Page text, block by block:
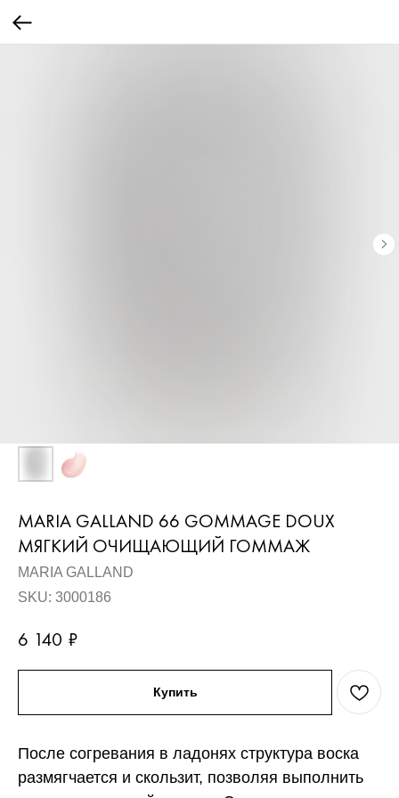
MARIA GALLAND 66 GOMMAGE DOUX
МЯГКИЙ ОЧИЩАЮЩИЙ ГОММАЖ
MARIA GALLAND
SKU: 3000186
6 140 ₽
Купить
После согревания в ладонях структура воска
размягчается и скользит, позволяя выполнить